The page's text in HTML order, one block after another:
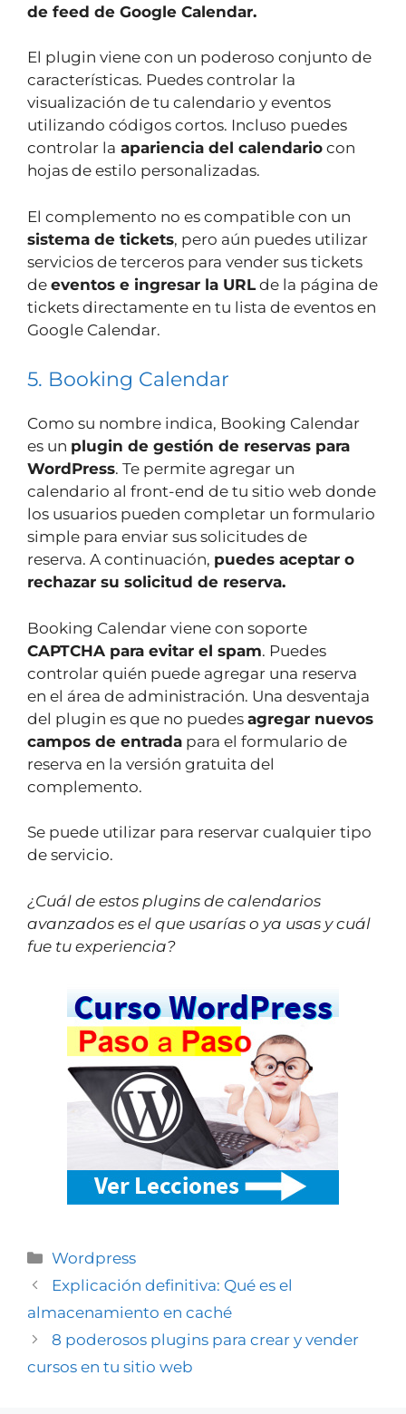
de feed de Google Calendar.
El plugin viene con un poderoso conjunto de
características. Puedes controlar la
visualización de tu calendario y eventos
utilizando códigos cortos. Incluso puedes
controlar la apariencia del calendario con
hojas de estilo personalizadas.
El complemento no es compatible con un
sistema de tickets, pero aún puedes utilizar
servicios de terceros para vender sus tickets
de eventos e ingresar la URLde la página de
tickets directamente en tu lista de eventos en
Google Calendar.
5. Booking Calendar
Como su nombre indica, Booking Calendar
es un plugin de gestión de reservas para
WordPress. Te permite agregar un
calendario al front-end de tu sitio web donde
los usuarios pueden completar un formulario
simple para enviar sus solicitudes de
reserva. A continuación, puedes aceptar o
rechazar su solicitud de reserva.
Booking Calendar viene con soporte
CAPTCHA para evitar el spam. Puedes
controlar quién puede agregar una reserva
en el área de administración. Una desventaja
del plugin es que no puedes agregar nuevos
campos de entrada para el formulario de
reserva en la versión gratuita del
complemento.
Se puede utilizar para reservar cualquier tipo
de servicio.
¿Cuál de estos plugins de calendarios
avanzados es el que usarías o ya usas y cuál
fue tu experiencia?
Wordpress
Explicación definitiva: Qué es el
almacenamiento en caché
8 poderosos plugins para crear y vender
cursos en tu sitio web